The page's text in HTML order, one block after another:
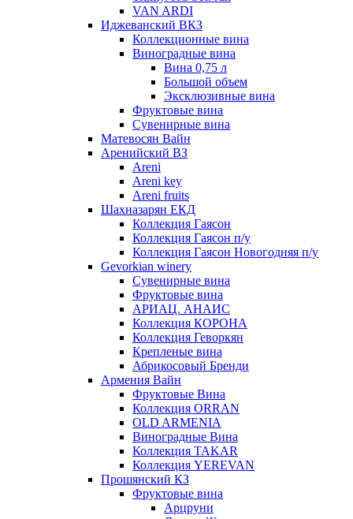
VAN ARDI
Иджеванский ВКЗ
Коллекционные вина
Виноградные вина
Вина 0,75 л
Большой объем
Эксклюзивные вина
Фруктовые вина
Cувенирные вина
Матевосян Вайн
Аренийский ВЗ
Areni
Areni key
Areni fruits
Шахназарян ЕКД
Коллекция Гаясон
Коллекция Гаясон п/у
Коллекция Гаясон Новогодняя п/у
Gevorkian winery
Сувенирные вина
Фруктовые вина
АРИАЦ. АНАИС
Коллекция КОРОНА
Коллекция Геворкян
Крепленые вина
Абрикосовый Бренди
Армения Вайн
Фруктовые Вина
Коллекция ORRAN
OLD ARMENIA
Виноградные Вина
Коллекция TAKAR
Коллекция YEREVAN
Прошянский КЗ
Фруктовые вина
Арцруни